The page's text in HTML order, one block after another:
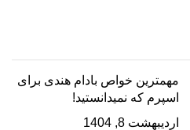
مهمترین خواص بادام هندی برای
اسپرم که نمیدانستید!
اردیبهشت 8, 1404